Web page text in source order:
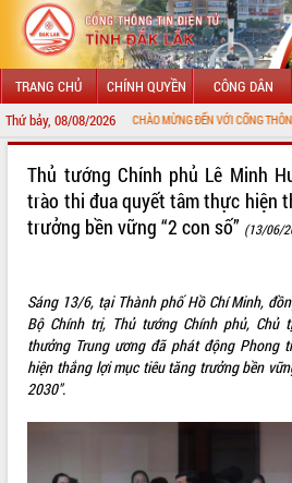
TRANG CHỦ CHÍNH QUYỀN CÔNG DÂN
Thứ bảy, 08/08/2026
CHÀO MỪNG ĐẾN VỚI CỔNG THÔNG TIN ĐIỆN TỬ
LÃNH ĐẠO UBND TỈNH
SỞ, BAN, NGÀNH
UBND CÁC XÃ, PHƯỜNG
THÔNG TIN CHỈ ĐẠO ĐIỀU HÀNH
VĂN BẢN HĐND TỈNH
Thủ tướng Chính phủ Lê Minh
trào thi đua quyết tâm thực hiện
trưởng bền vững “2 con số” (13/06/
Sáng 13/6, tại Thành phố Hồ Chí Minh,
Bộ Chính trị, Thủ tướng Chính phủ, Chủ
thưởng Trung ương đã phát động Phong
hiện thắng lợi mục tiêu tăng trưởng bền
2030".